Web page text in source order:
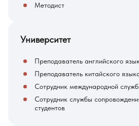
Методист
Университет
Преподаватель английского
Преподаватель китайского
Сотрудник международной
Сотрудник службы
студентов